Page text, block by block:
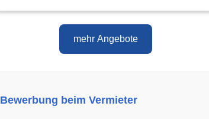
mehr Angebote
Bewerbung beim Vermieter